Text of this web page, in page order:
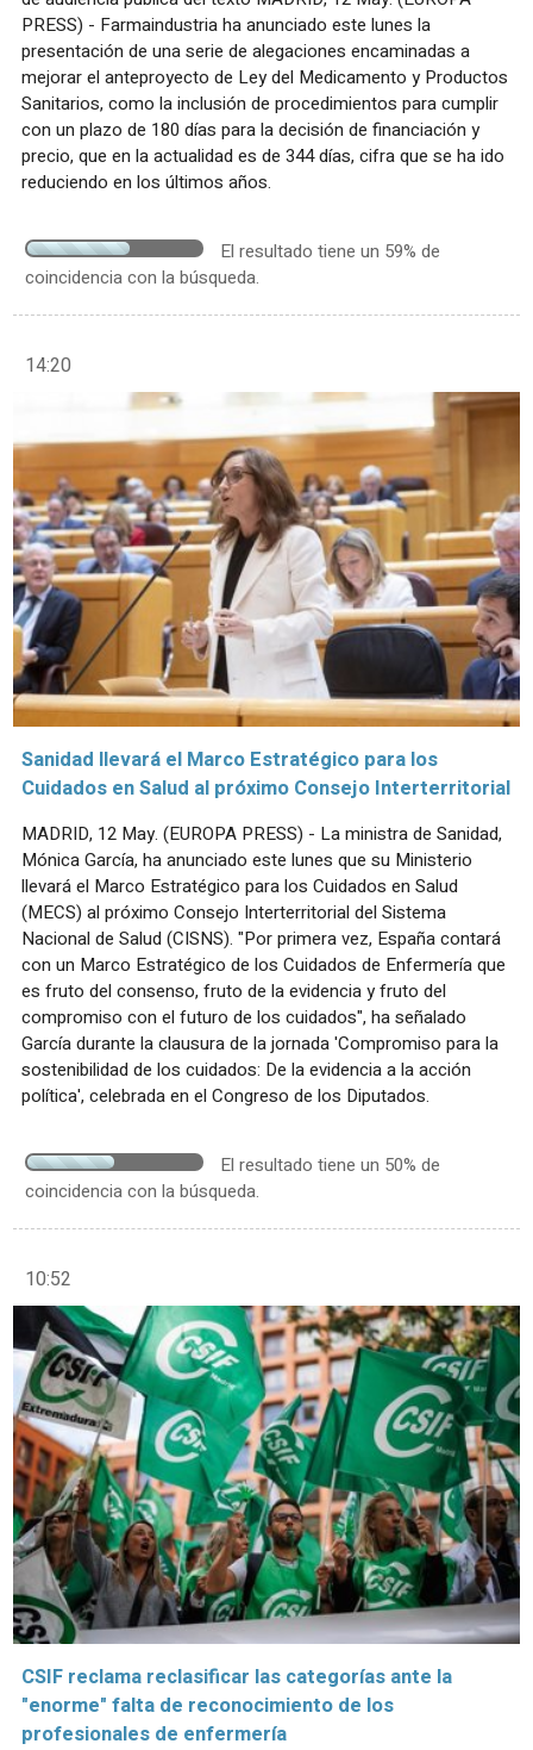
PRESS) - Farmaindustria ha anunciado este lunes la
presentación de una serie de alegaciones encaminadas a
mejorar el anteproyecto de Ley del Medicamento y Productos
Sanitarios, como la inclusión de procedimientos para cumplir
con un plazo de 180 días para la decisión de financiación y
precio, que en la actualidad es de 344 días, cifra que se ha ido
reduciendo en los últimos años.
El resultado tiene un 59% de
coincidencia con la búsqueda.
14:20
Sanidad llevará el Marco Estratégico para los
Cuidados en Salud al próximo Consejo Interterritorial
MADRID, 12 May. (EUROPA PRESS) - La ministra de Sanidad,
Mónica García, ha anunciado este lunes que su Ministerio
llevará el Marco Estratégico para los Cuidados en Salud
(MECS) al próximo Consejo Interterritorial del Sistema
Nacional de Salud (CISNS). "Por primera vez, España contará
con un Marco Estratégico de los Cuidados de Enfermería que
es fruto del consenso, fruto de la evidencia y fruto del
compromiso con el futuro de los cuidados", ha señalado
García durante la clausura de la jornada 'Compromiso para la
sostenibilidad de los cuidados: De la evidencia a la acción
política', celebrada en el Congreso de los Diputados.
El resultado tiene un 50% de
coincidencia con la búsqueda.
10:52
CSIF reclama reclasificar las categorías ante la
"enorme" falta de reconocimiento de los
profesionales de enfermería